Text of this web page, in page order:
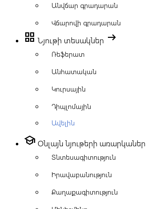
Անվճար գրադարան
Վճարովի գրադարան
grid_view Նյութի տեսակներ arrow_right_alt
Ռեֆերատ
Անհատական
Կուրսային
Դիպլոմային
Ավելին
school Օնլայն նյութերի առարկաներ
Տնտեսագիտություն
Իրավաբանություն
Քաղաքագիտություն